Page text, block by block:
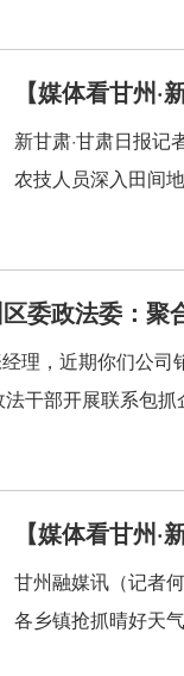
【媒体看甘州
新甘肃·甘肃日报
农技人员深入田间
区委政法委：
，近期你们公司
干部开展联系包
【媒体看甘州
甘州融媒讯（记者
各乡镇抢抓晴好天